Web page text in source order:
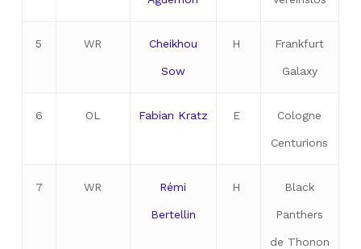
5 WR Cheikhou
Sow
H Frankfurt
Galaxy
6 OL Fabian Kratz E Cologne
Centurions
7 WR Rémi
Bertellin
H Black
Panthers
de Thonon